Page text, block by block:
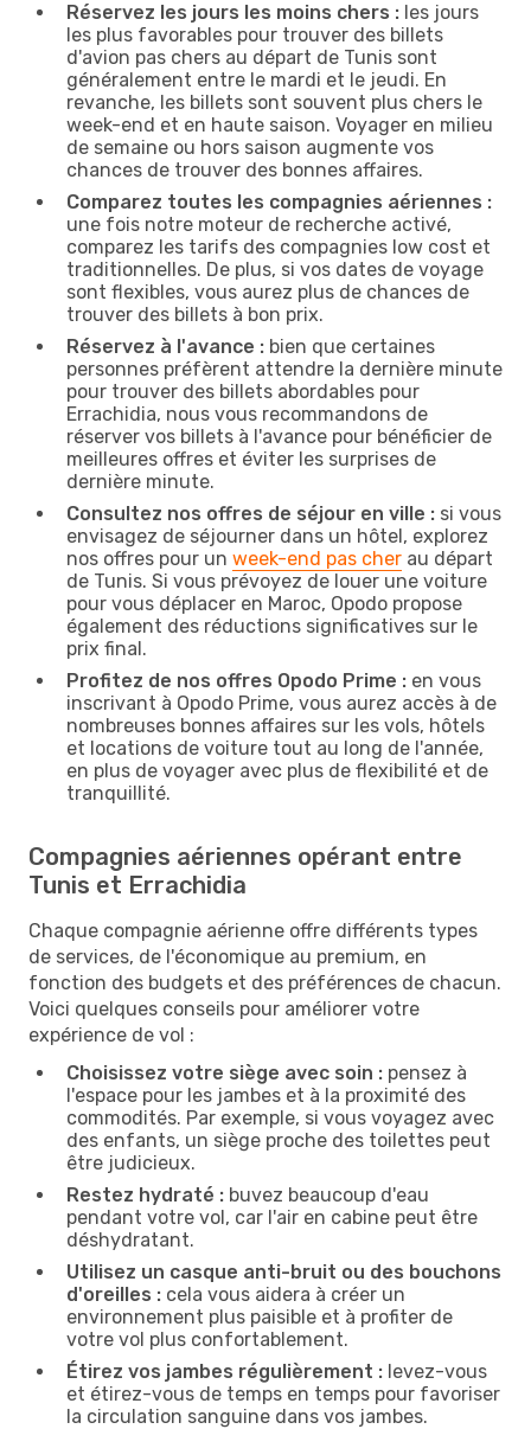
Réservez les jours les moins chers : les jours
les plus favorables pour trouver des billets
d'avion pas chers au départ de Tunis sont
généralement entre le mardi et le jeudi. En
revanche, les billets sont souvent plus chers le
week-end et en haute saison. Voyager en milieu
de semaine ou hors saison augmente vos
chances de trouver des bonnes affaires.
Comparez toutes les compagnies aériennes :
une fois notre moteur de recherche activé,
comparez les tarifs des compagnies low cost et
traditionnelles. De plus, si vos dates de voyage
sont flexibles, vous aurez plus de chances de
trouver des billets à bon prix.
Réservez à l'avance : bien que certaines
personnes préfèrent attendre la dernière minute
pour trouver des billets abordables pour
Errachidia, nous vous recommandons de
réserver vos billets à l'avance pour bénéficier de
meilleures offres et éviter les surprises de
dernière minute.
Consultez nos offres de séjour en ville : si vous
envisagez de séjourner dans un hôtel, explorez
nos offres pour un week-end pas cher au départ
de Tunis. Si vous prévoyez de louer une voiture
pour vous déplacer en Maroc, Opodo propose
également des réductions significatives sur le
prix final.
Profitez de nos offres Opodo Prime : en vous
inscrivant à Opodo Prime, vous aurez accès à de
nombreuses bonnes affaires sur les vols, hôtels
et locations de voiture tout au long de l'année,
en plus de voyager avec plus de flexibilité et de
tranquillité.
Compagnies aériennes opérant entre
Tunis et Errachidia
Chaque compagnie aérienne offre différents types
de services, de l'économique au premium, en
fonction des budgets et des préférences de chacun.
Voici quelques conseils pour améliorer votre
expérience de vol :
Choisissez votre siège avec soin : pensez à
l'espace pour les jambes et à la proximité des
commodités. Par exemple, si vous voyagez avec
des enfants, un siège proche des toilettes peut
être judicieux.
Restez hydraté : buvez beaucoup d'eau
pendant votre vol, car l'air en cabine peut être
déshydratant.
Utilisez un casque anti-bruit ou des bouchons
d'oreilles : cela vous aidera à créer un
environnement plus paisible et à profiter de
votre vol plus confortablement.
Étirez vos jambes régulièrement : levez-vous
et étirez-vous de temps en temps pour favoriser
la circulation sanguine dans vos jambes.